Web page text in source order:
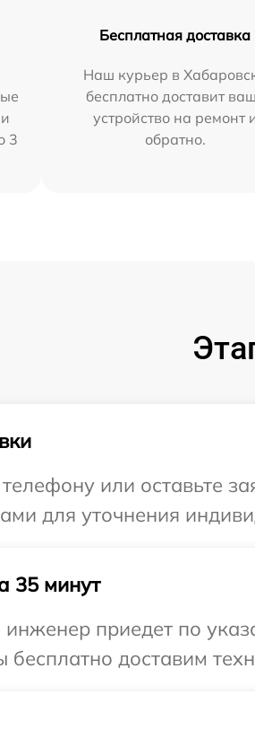
3
Бесплатная доставка
Наш курьер в
бесплатно доставит
устройство на ремонт
обратно.
или оставьте
для уточнения
35 минут
приедет по
доставим